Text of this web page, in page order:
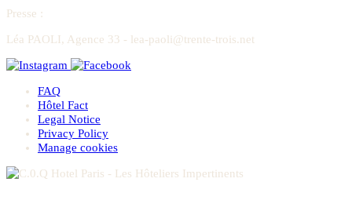
Presse :
Léa PAOLI, Agence 33 - lea-paoli@trente-trois.net
FAQ
Hôtel Fact
Legal Notice
Privacy Policy
Manage cookies